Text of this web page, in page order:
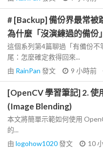
# [Backup] 備份界最常被
為什麼「沒演練過的備份
這個系列第4篇聊過「有備份
尾：怎麼確定救得回來...
由 RainPan 發文 9 小時前
[OpenCV 學習筆記] 2. 使
(Image Blending)
本文將簡單示範如何使用
的...
由 logohow1020發文 10